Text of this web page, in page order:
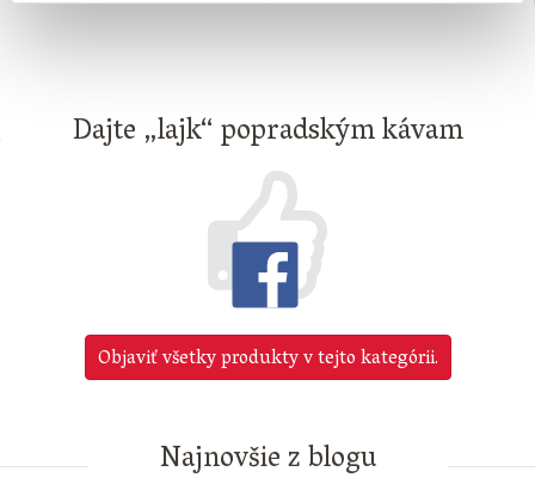
Dajte „lajk“ popradským kávam
Objaviť všetky produkty v tejto kategórii.
Najnovšie z blogu